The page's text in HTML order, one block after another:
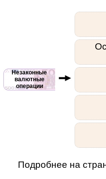
Незаконные
валютные
операции
Подробнее на